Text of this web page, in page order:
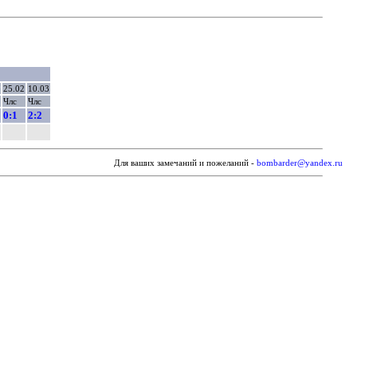
25.02 10.03
Члс Члс
0:1 2:2
Для ваших замечаний и пожеланий - bombarder@yandex.ru